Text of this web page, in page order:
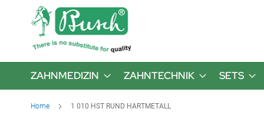
ZAHNMEDIZIN ZAHNTECHNIK SETS
Home 1 010 HST RUND HARTMETALL